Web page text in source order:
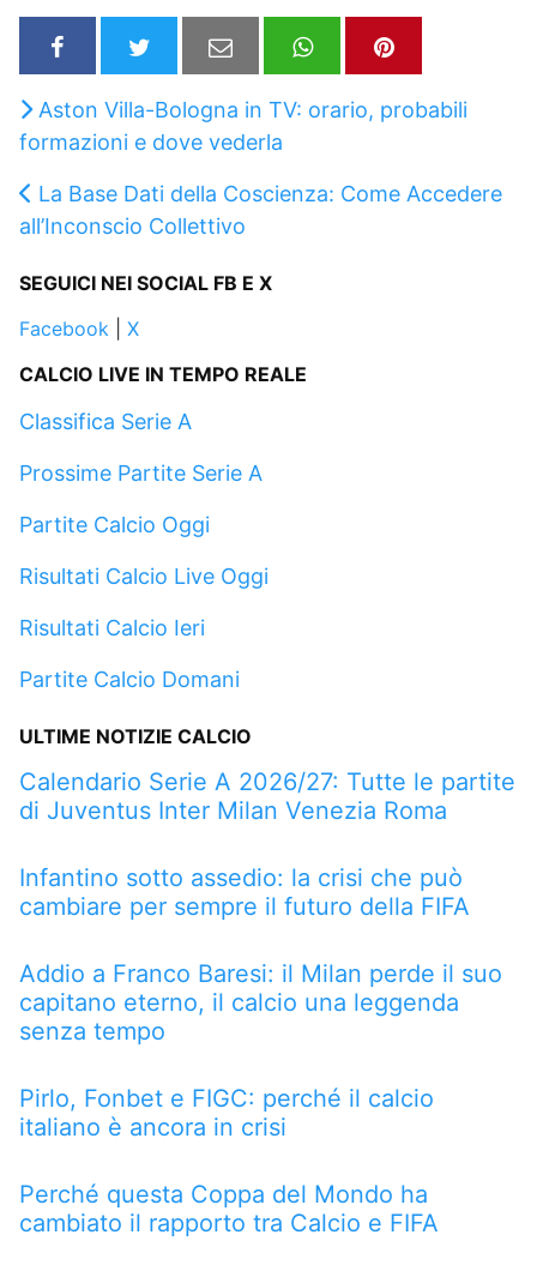
Aston Villa-Bologna in TV: orario, probabili
formazioni e dove vederla
La Base Dati della Coscienza: Come Accedere
all’Inconscio Collettivo
SEGUICI NEI SOCIAL FB E X
Facebook
X
CALCIO LIVE IN TEMPO REALE
Classifica Serie A
Prossime Partite Serie A
Partite Calcio Oggi
Risultati Calcio Live Oggi
Risultati Calcio Ieri
Partite Calcio Domani
ULTIME NOTIZIE CALCIO
Calendario Serie A 2026/27: Tutte le partite
di Juventus Inter Milan Venezia Roma
Infantino sotto assedio: la crisi che può
cambiare per sempre il futuro della FIFA
Addio a Franco Baresi: il Milan perde il suo
capitano eterno, il calcio una leggenda
senza tempo
Pirlo, Fonbet e FIGC: perché il calcio
italiano è ancora in crisi
Perché questa Coppa del Mondo ha
cambiato il rapporto tra Calcio e FIFA